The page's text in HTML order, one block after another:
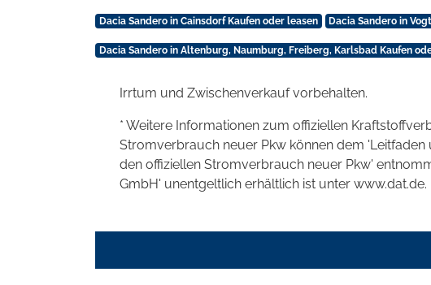
Dacia Sandero in Cainsdorf Kaufen oder leasen Dacia Sandero in
Dacia Sandero in Altenburg, Naumburg, Freiberg, Karlsbad Kaufen
Irrtum und Zwischenverkauf vorbehalten.
* Weitere Informationen zum offiziellen
Stromverbrauch neuer Pkw können dem
den offiziellen Stromverbrauch neuer Pkw'
GmbH' unentgeltlich erhältlich ist unter www.dat.de.